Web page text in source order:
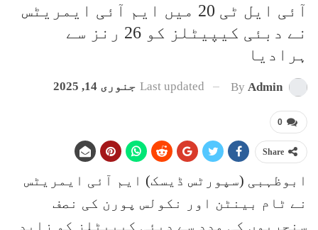
آئی ایل ٹی 20 میں ایم آئی ایمریٹس
نے دبئی کیپیٹلز کو 26 رنز سے
ہرادیا
By Admin
Last updated جنوری 14, 2025
0
Share
ابوظہبی (سپورٹس ڈیسک) ایم آئی ایمریٹس
نے ٹام بینٹن اور نکولس پورن کی نصف
سنچریوں کی مدد سے دبئی کیپیٹلز کو زاید